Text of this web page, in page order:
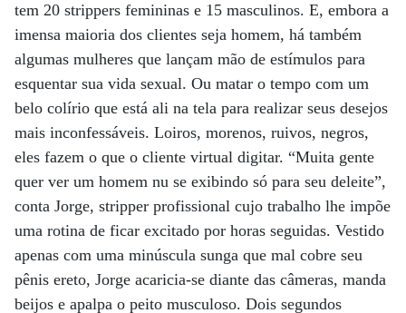
tem 20 strippers femininas e 15 masculinos. E, embora a
imensa maioria dos clientes seja homem, há também
algumas mulheres que lançam mão de estímulos para
esquentar sua vida sexual. Ou matar o tempo com um
belo colírio que está ali na tela para realizar seus desejos
mais inconfessáveis. Loiros, morenos, ruivos, negros,
eles fazem o que o cliente virtual digitar. “Muita gente
quer ver um homem nu se exibindo só para seu deleite”,
conta Jorge, stripper profissional cujo trabalho lhe impõe
uma rotina de ficar excitado por horas seguidas. Vestido
apenas com uma minúscula sunga que mal cobre seu
pênis ereto, Jorge acaricia-se diante das câmeras, manda
beijos e apalpa o peito musculoso. Dois segundos